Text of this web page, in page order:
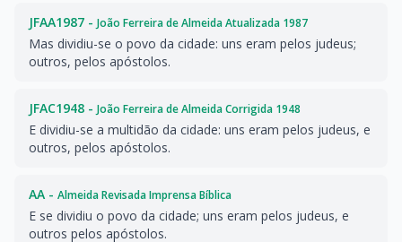
JFAA1987 - João Ferreira de Almeida Atualizada 1987
Mas dividiu-se o povo da cidade: uns eram pelos judeus;
outros, pelos apóstolos.
JFAC1948 - João Ferreira de Almeida Corrigida 1948
E dividiu-se a multidão da cidade: uns eram pelos judeus, e
outros, pelos apóstolos.
AA - Almeida Revisada Imprensa Bíblica
E se dividiu o povo da cidade; uns eram pelos judeus, e
outros pelos apóstolos.